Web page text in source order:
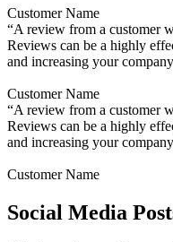
Customer Name
“A review from a customer
Reviews can be a highly
and increasing your
Customer Name
“A review from a customer
Reviews can be a highly
and increasing your
Customer Name
Social Media